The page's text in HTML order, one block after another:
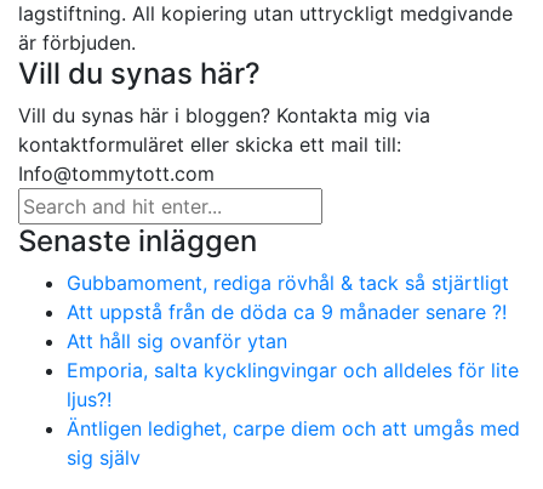
lagstiftning. All kopiering utan uttryckligt medgivande
är förbjuden.
Vill du synas här?
Vill du synas här i bloggen? Kontakta mig via
kontaktformuläret eller skicka ett mail till:
Info@tommytott.com
Senaste inläggen
Gubbamoment, rediga rövhål & tack så stjärtligt
Att uppstå från de döda ca 9 månader senare ?!
Att håll sig ovanför ytan
Emporia, salta kycklingvingar och alldeles för lite
ljus?!
Äntligen ledighet, carpe diem och att umgås med
sig själv